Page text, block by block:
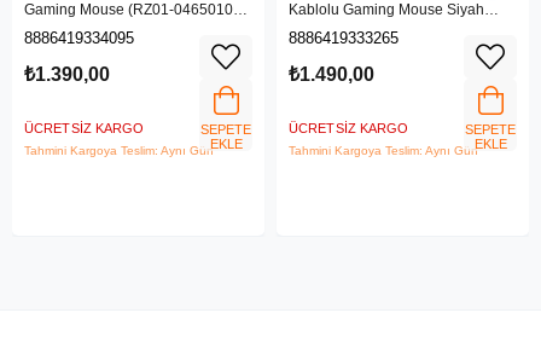
Gaming Mouse (RZ01-04650100-
R3M1)
8886419334095
₺1.390,00
ÜCRETSIZ KARGO
Tahmini Kargoya Teslim: Aynı Gün
SEPETE
EKLE
Kablolu Gaming Mouse Siyah
(RZ01-03850100-R3M1)
8886419333265
₺1.490,00
ÜCRETSIZ KARGO
Tahmini Kargoya Teslim: Aynı Gün
SEPETE
EKLE